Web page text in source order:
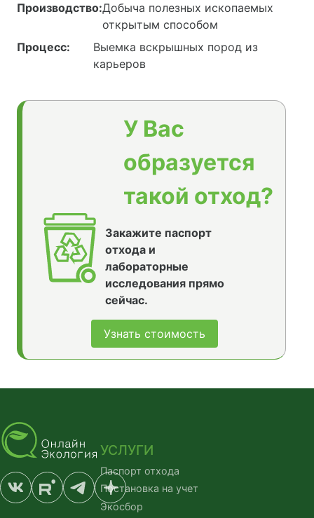
Производство:Добыча полезных ископаемых
открытым способом
Процесс:
Выемка вскрышных пород из
карьеров
У Вас
образуется
такой отход?
Закажите паспорт
отхода и
лабораторные
исследования прямо
сейчас.
Узнать стоимость
УСЛУГИ
Паспорт отхода
Постановка на учет
Экосбор